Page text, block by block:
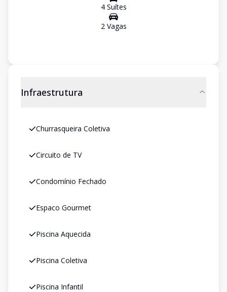
4Suítes
2Vagas
Infraestrutura
Churrasqueira Coletiva
Circuito de TV
Condomínio Fechado
Espaco Gourmet
Piscina Aquecida
Piscina Coletiva
Piscina Infantil